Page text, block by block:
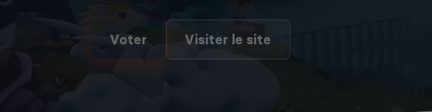
Voter Visiter le site